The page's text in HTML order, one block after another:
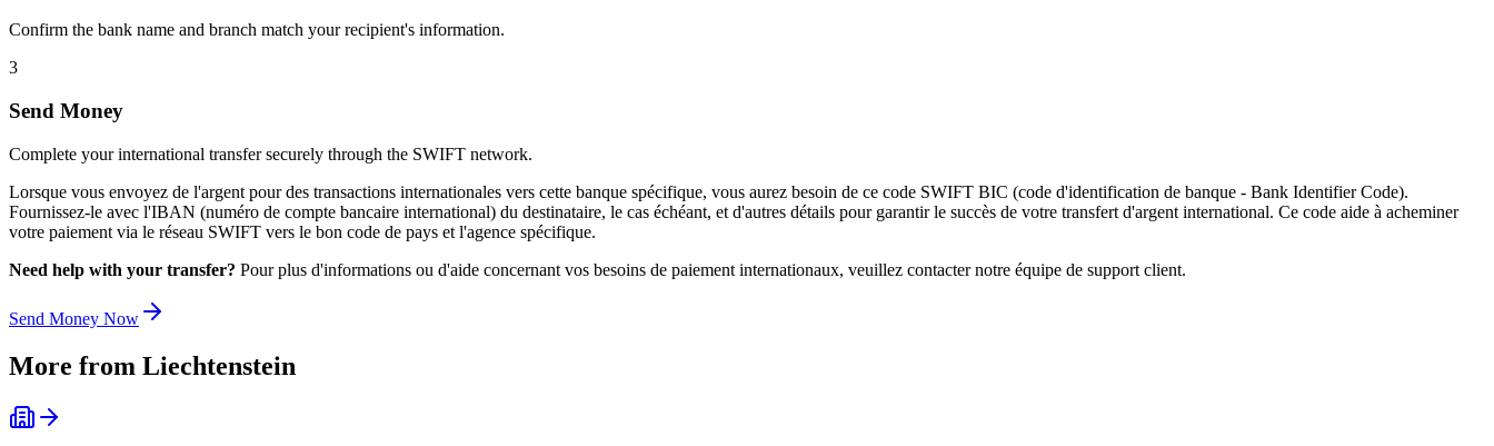
Confirm the bank name and branch match your recipient's information.
3
Send Money
Complete your international transfer securely through the SWIFT network.
Lorsque vous envoyez de l'argent pour des transactions internationales vers cette banque spécifique, vous aurez besoin de ce code SWIFT BIC (code d'identification de banque - Bank Identifier Code).
Fournissez-le avec l'IBAN (numéro de compte bancaire international) du destinataire, le cas échéant, et d'autres détails pour garantir le succès de votre transfert d'argent international. Ce code aide à acheminer
votre paiement via le réseau SWIFT vers le bon code de pays et l'agence spécifique.
Need help with your transfer? Pour plus d'informations ou d'aide concernant vos besoins de paiement internationaux, veuillez contacter notre équipe de support client.
Send Money Now
More from Liechtenstein